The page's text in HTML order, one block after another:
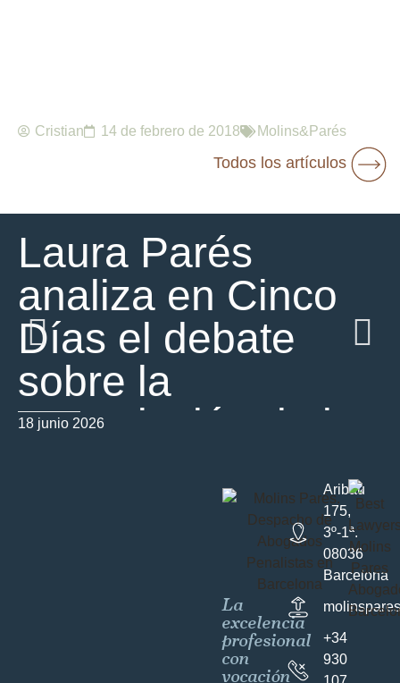
Cristian 14 de febrero de 2018 Molins&Parés
Todos los artículos
Laura Parés
analiza en Cinco
Días el debate
sobre la
prescripción de los
contra menores
18 junio 2026
La
excelencia
profesional
con
vocación
Aribau
175,
3º-1ª.
08036
Barcelona
+34
930